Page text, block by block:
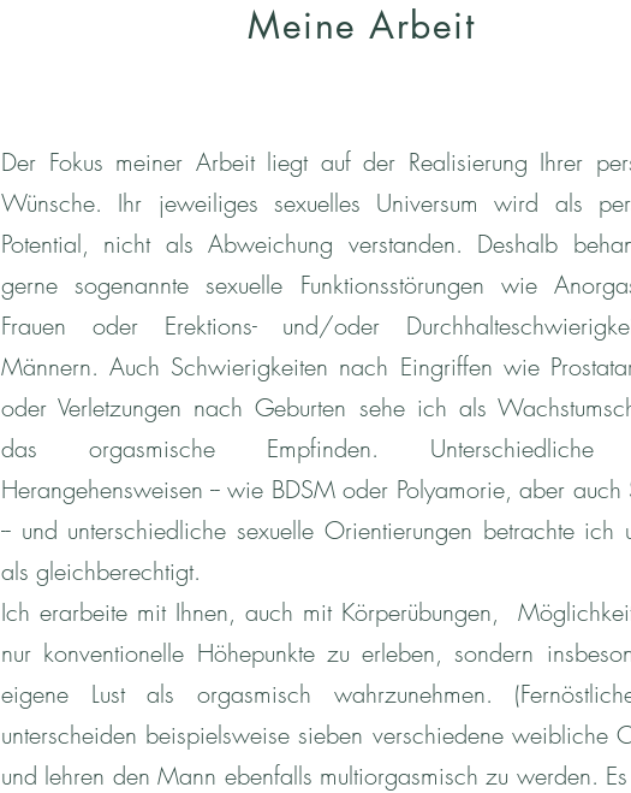
Meine Arbeit
Der Fokus meiner Arbeit liegt auf der Realisierung Ihrer
Wünsche. Ihr jeweiliges sexuelles Universum wird als
Potential, nicht als Abweichung verstanden. Deshalb
gerne sogenannte sexuelle Funktionsstörungen wie
Frauen oder Erektions- und/oder
Männern. Auch Schwierigkeiten nach Eingriffen wie
oder Verletzungen nach Geburten sehe ich als
das orgasmische Empfinden. Unterschiedliche
Herangehensweisen -- wie BDSM oder Polyamorie, aber auch
-- und unterschiedliche sexuelle Orientierungen betrachte ich
als gleichberechtigt.
Ich erarbeite mit Ihnen, auch mit Körperübungen,
nur konventionelle Höhepunkte zu erleben, sondern
eigene Lust als orgasmisch wahrzunehmen.
unterscheiden beispielsweise sieben verschiedene weibliche
und lehren den Mann ebenfalls multiorgasmisch zu werden.